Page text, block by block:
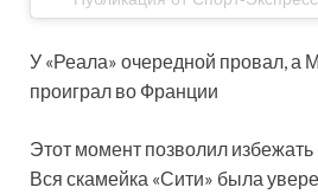
У «Реала» очередной провал, а
проиграл во Франции
Этот момент позволил избежать
Вся скамейка «Сити» была